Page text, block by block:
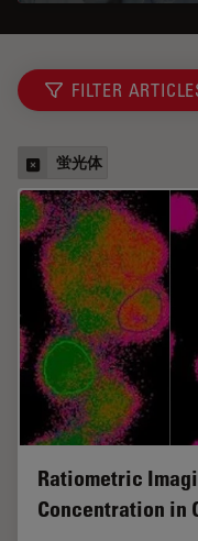
FILTER
蛍光体
Ratiometric
Concentration in